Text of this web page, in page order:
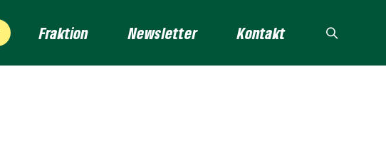
Fraktion Newsletter Kontakt